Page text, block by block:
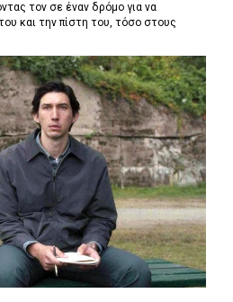
τον σε έναν δρόμο για να
και την πίστη του, τόσο στους